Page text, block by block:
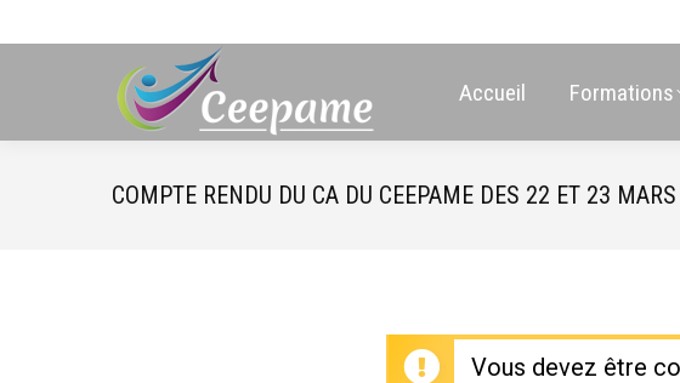
Accueil Formations
COMPTE RENDU DU CA DU CEEPAME DES 22 ET 23
Vous devez être